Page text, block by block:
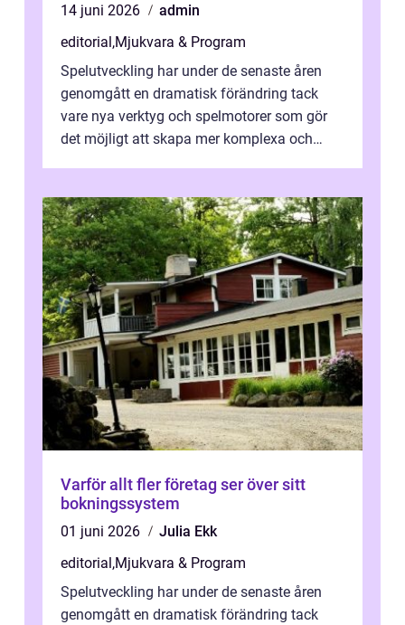
14 juni 2026
admin
editorial,Mjukvara & Program
Spelutveckling har under de senaste åren
genomgått en dramatisk förändring tack
vare nya verktyg och spelmotorer som gör
det möjligt att skapa mer komplexa och
Varför allt fler företag ser över sitt
bokningssystem
01 juni 2026
Julia Ekk
editorial,Mjukvara & Program
Spelutveckling har under de senaste åren
genomgått en dramatisk förändring tack